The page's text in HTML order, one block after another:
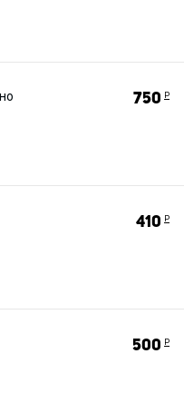
750 Р
410 Р
500 Р